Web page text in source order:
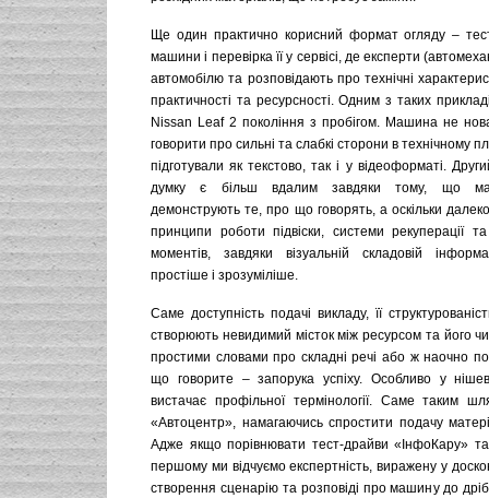
Ще один практично корисний формат огляду –
машини і перевірка її у сервісі, де експерти
автомобілю та розповідають про технічні
практичності та ресурсності. Одним з таких
Nissan Leaf 2 покоління з пробігом. Машина не
говорити про сильні та слабкі сторони в технічному
підготували як текстово, так і у відеоформаті.
думку є більш вдалим завдяки тому, що
демонструють те, про що говорять, а оскільки
принципи роботи підвіски, системи рекуперації
моментів, завдяки візуальній складовій
простіше і зрозуміліше.
Саме доступність подачі викладу, її
створюють невидимий місток між ресурсом та його
простими словами про складні речі або ж наочно
що говорите – запорука успіху. Особливо у
вистачає профільної термінології. Саме таким
«Автоцентр», намагаючись спростити подачу
Адже якщо порівнювати тест-драйви «ІнфоКару»
першому ми відчуємо експертність, виражену у
створення сценарію та розповіді про машину до